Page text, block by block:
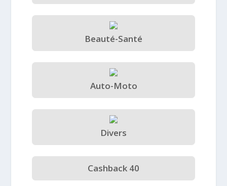
Beauté-Santé
Auto-Moto
Divers
Cashback 40